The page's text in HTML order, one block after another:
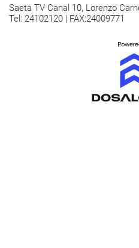
Saeta TV Canal 10, Lorenzo
Tel: 24102120 | FAX:24009771